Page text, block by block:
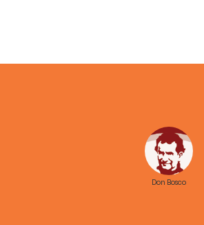
Don Bosco